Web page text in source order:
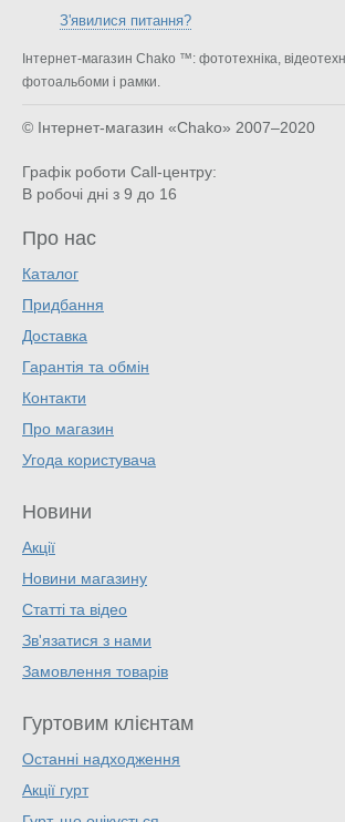
З'явилися питання?
Інтернет-магазин Chako ™: фототехніка,
фотоальбоми і рамки.
© Інтернет-магазин «Chako» 2007–2020
Графік роботи Call-центру:
В робочі дні з 9 до 16
Про нас
Каталог
Придбання
Доставка
Гарантія та обмін
Контакти
Про магазин
Угода користувача
Новини
Акції
Новини магазину
Статті та відео
Зв'язатися з нами
Замовлення товарів
Гуртовим клієнтам
Останні надходження
Акції гурт